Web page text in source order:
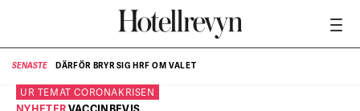
SENASTE DÄRFÖR BRYR SIG HRF OM VALET
UR TEMATCORONAKRISEN